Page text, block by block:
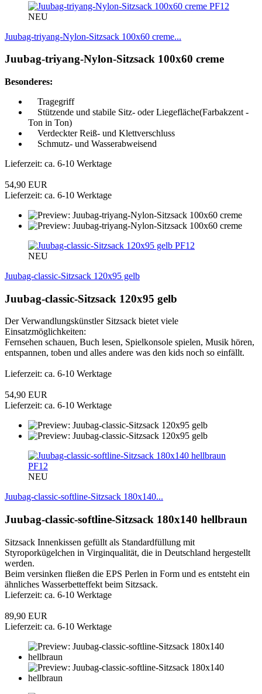
PF12
NEU
Juubag-triyang-Nylon-Sitzsack 100x60 creme...
Juubag-triyang-Nylon-Sitzsack 100x60 creme
Besonderes:
Tragegriff
Stützende und stabile Sitz- oder Liegefläche(Farbakzent -
Ton in Ton)
Verdeckter Reiß- und Klettverschluss
Schmutz- und Wasserabweisend
Lieferzeit: ca. 6-10 Werktage
54,90 EUR
Lieferzeit: ca. 6-10 Werktage
PF12
NEU
Juubag-classic-Sitzsack 120x95 gelb
Juubag-classic-Sitzsack 120x95 gelb
Der Verwandlungskünstler Sitzsack bietet viele
Einsatzmöglichkeiten:
Fernsehen schauen, Buch lesen, Spielkonsole spielen, Musik hören,
entspannen, toben und alles andere was den kids noch so einfällt.
Lieferzeit: ca. 6-10 Werktage
54,90 EUR
Lieferzeit: ca. 6-10 Werktage
PF12
NEU
Juubag-classic-softline-Sitzsack 180x140...
Juubag-classic-softline-Sitzsack 180x140 hellbraun
Sitzsack Innenkissen gefüllt als Standardfüllung mit
Styroporkügelchen in Virginqualität, die in Deutschland hergestellt
werden.
Beim versinken fließen die EPS Perlen in Form und es entsteht ein
ähnliches Wasserbetteffekt beim Sitzsack.
Lieferzeit: ca. 6-10 Werktage
89,90 EUR
Lieferzeit: ca. 6-10 Werktage